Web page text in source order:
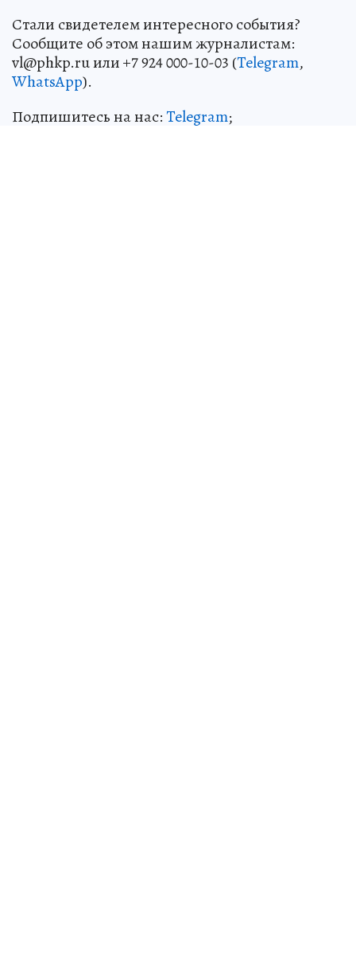
Стали свидетелем интересного события?
Сообщите об этом нашим журналистам:
vl@phkp.ru или +7 924 000-10-03 (Telegram,
WhatsApp).
Подпишитесь на нас:Telegram;